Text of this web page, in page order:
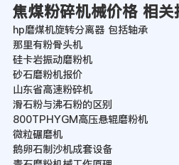
焦煤粉碎机械价格 相关
hp磨煤机旋转分离器 包括轴承
那里有粉骨头机
硅卡岩振动磨粉机
砂石磨粉机报价
山东省高速粉碎机
滑石粉与沸石粉的区别
800TPHYGM高压悬辊磨粉机
微粒碾磨机
鹅卵石制沙机成套设备